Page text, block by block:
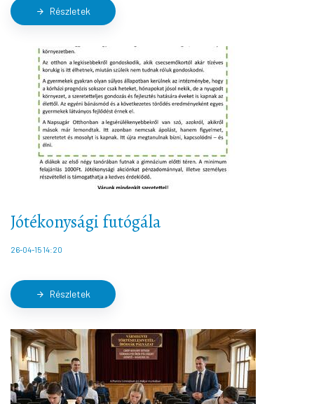
arrow_forward Részletek
Jótékonysági futógála
26-04-15 14:20
arrow_forward Részletek